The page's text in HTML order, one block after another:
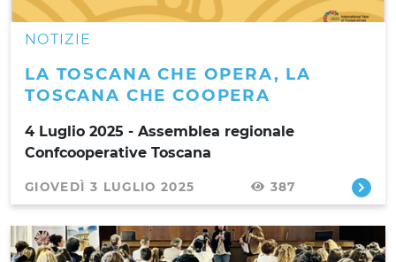
NOTIZIE
LA TOSCANA CHE OPERA, LA
TOSCANA CHE COOPERA
4 Luglio 2025 - Assemblea regionale
Confcooperative Toscana
GIOVEDÌ 3 LUGLIO 2025 387